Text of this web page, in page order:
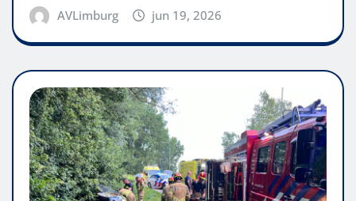
AVLimburg jun 19, 2026